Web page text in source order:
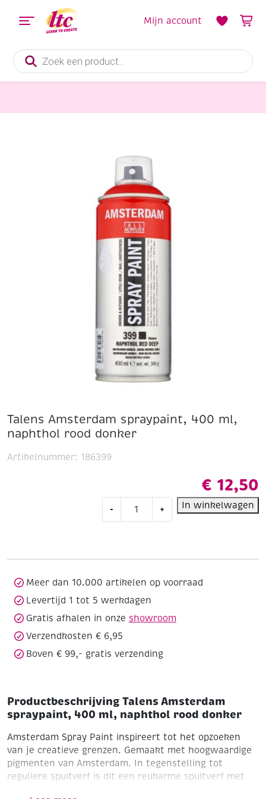
Producten
zoeken
Mijn account
Talens Amsterdam spraypaint, 400 ml,
naphthol rood donker
€ 12,50
-
Amsterdam
rood
+ In winkelwagen
Artikelnummer: 186399
Meer dan 10.000 artikelen op voorraad
Levertijd 1 tot 5 werkdagen
Gratis afhalen in onze showroom
Verzendkosten € 6,95
Boven € 99,- gratis verzending
Productbeschrijving Talens Amsterdam
spraypaint, 400 ml, naphthol rood donker
Amsterdam Spray Paint inspireert tot het opzoeken
van je creatieve grenzen. Gemaakt met hoogwaardige
pigmenten van Amsterdam. In tegenstelling tot
reguliere spuitverf is dit een reukarme spuitverf met